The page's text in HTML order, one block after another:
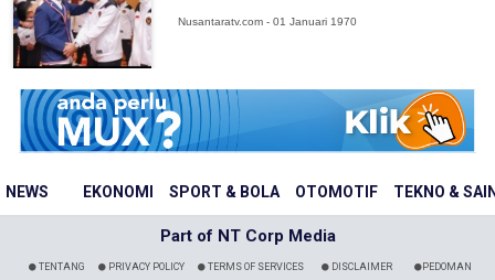
NEWS EKONOMI SPORT & BOLA OTOMOTIF TEKNO &
Nusantaratv.com - 01 Januari 1970
Part of NT Corp Media
TENTANG PRIVACY POLICY TERMS OF SERVICES DISCLAIMER PEDOMAN